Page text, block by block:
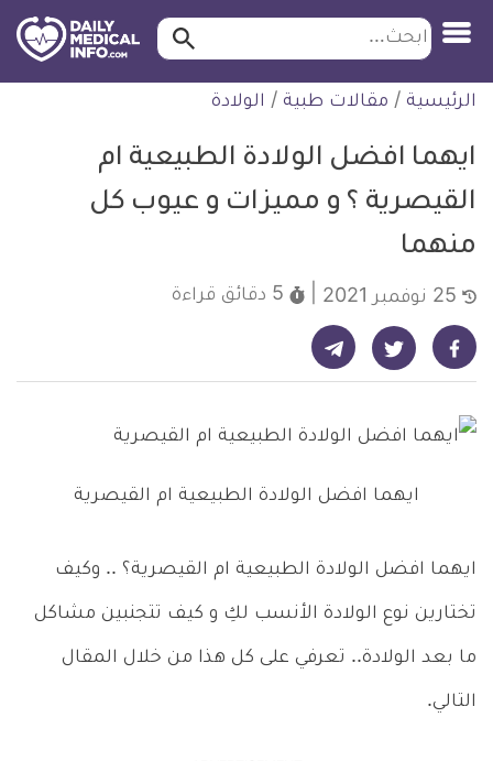
التخطي
للمحتوى
ابحث ابحث…
الرئيسية / مقالات طبية / الولادة
ايهما افضل الولادة الطبيعية ام
القيصرية ؟ و مميزات و عيوب كل
منهما
5 دقائق قراءة
شارك على فيسبوك - ديلي ميديكال انفو شارك على تويتر - ديلي ميديكال انفو شارك على تيليجرام - ديلي ميديكال انفو
ايهما افضل الولادة الطبيعية ام القيصرية
ايهما افضل الولادة الطبيعية ام القيصرية؟ .. وكيف
تختارين نوع الولادة الأنسب لكِ و كيف تتجنبين مشاكل
ما بعد الولادة.. تعرفي على كل هذا من خلال المقال
التالي.